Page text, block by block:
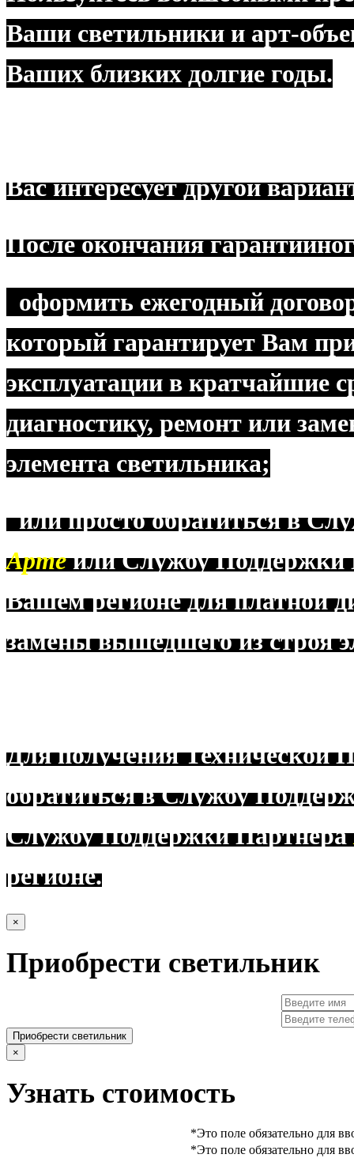
Ваши светильники и арт-
Ваших близких долгие годы.
Вас интересует другой
После окончания
оформить ежегодный
который гарантирует Вам
эксплуатации в кратчайшие
диагностику, ремонт или
элемента светильника;
или просто обратиться в
Артеили Службу Поддержки
Вашем регионе для платной
замены вышедшего из строя
Для получения Технической
обратиться в Службу
Службу Поддержки Партнёра
регионе.
×
Приобрести светильник
Приобрести светильник
×
Узнать стоимость
*Это поле обязательно для
*Это поле обязательно для